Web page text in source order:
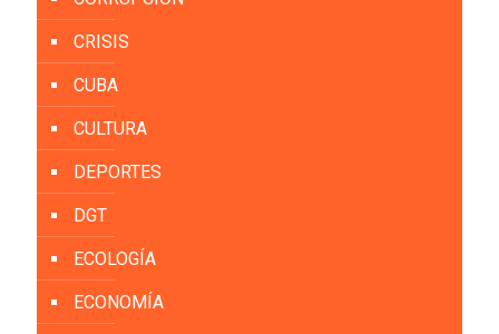
CRISIS
CUBA
CULTURA
DEPORTES
DGT
ECOLOGÍA
ECONOMÍA